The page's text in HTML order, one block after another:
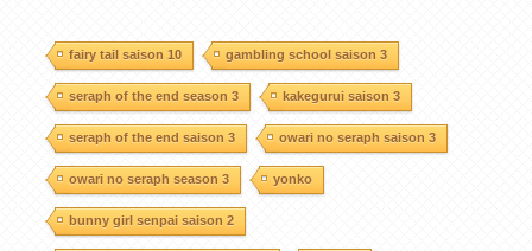
fairy tail saison 10 gambling school saison 3
seraph of the end season 3 kakegurui saison 3
seraph of the end saison 3 owari no seraph saison 3
owari no seraph season 3 yonko
bunny girl senpai saison 2